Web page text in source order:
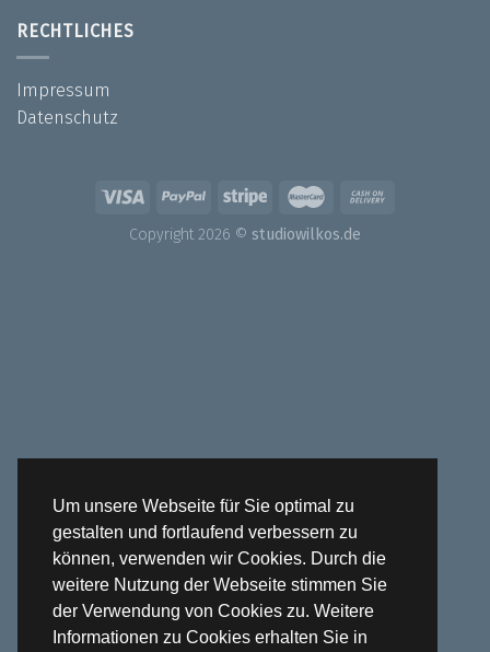
Um unsere Webseite für Sie optimal zu
gestalten und fortlaufend verbessern zu
können, verwenden wir Cookies. Durch die
weitere Nutzung der Webseite stimmen Sie
der Verwendung von Cookies zu. Weitere
Informationen zu Cookies erhalten Sie in
RECHTLICHES
Impressum
Datenschutz
Copyright 2026 © studiowilkos.de